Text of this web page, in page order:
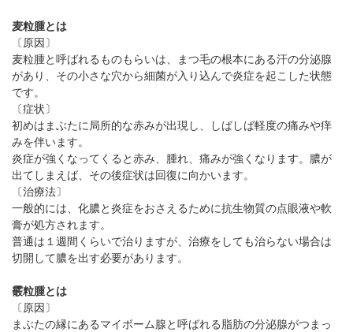
麦粒腫とは
〔原因〕
麦粒腫と呼ばれるものもらいは、まつ毛の根本にある汗の分泌腺
があり、その小さな穴から細菌が入り込んで炎症を起こした状態
です。
〔症状〕
初めはまぶたに局所的な赤みが出現し、しばしば軽度の痛みや痒
みを伴います。
炎症が強くなってくると赤み、腫れ、痛みが強くなります。膿が
出てしまえば、その後症状は回復に向かいます。
〔治療法〕
一般的には、化膿と炎症をおさえるために抗生物質の点眼液や軟
膏が処方されます。
普通は１週間くらいで治りますが、治療をしても治らない場合は
切開して膿を出す必要があります。
霰粒腫とは
〔原因〕
まぶたの縁にあるマイボーム腺と呼ばれる脂肪の分泌腺がつまっ